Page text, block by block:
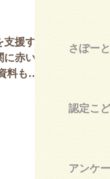
援する
赤い箱
料も置
さぽー
認定こ
アンケ